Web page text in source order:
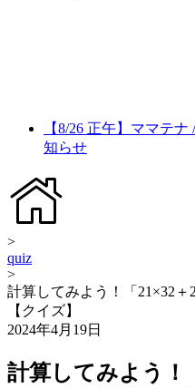
【8/26 正午】ママテ
知らせ
>
quiz
>
計算してみよう！「21×32＋
【クイズ】
2024年4月19日
計算してみよう！